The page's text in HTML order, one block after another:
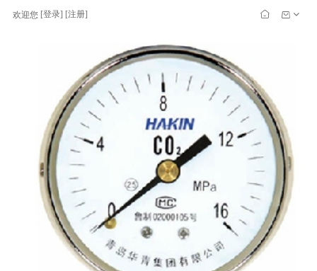
欢迎您 [登录] [注册]